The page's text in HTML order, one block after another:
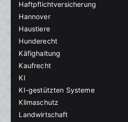
Haftpflichtversicherung
Hannover
Haustiere
Hunderecht
Käfighaltung
Kaufrecht
KI
KI-gestützten Systeme
Klimaschutz
Landwirtschaft